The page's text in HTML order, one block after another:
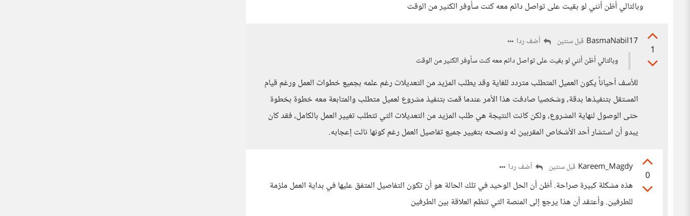
وبالتالي أظن أنني لو بقيت على تواصل دائم معه كنت سأوفر الكثير من الوقت
1
BasmaNabil17 قبل سنتين
أضف ردا
وبالتالي أظن أنني لو بقيت على تواصل دائم معه كنت سأوفر الكثير من الوقت
للأسف أحياناً يكون العميل المتطلب متردد للغاية وقد يطلب المزيد من التعديلات رغم علمه بجميع خطوات العمل ورغم قيام
المستقل بتنفيذها بدقة، وشخصيا صادفت هذا الأمر عندما قمت بتنفيذ مشروع لعميل متطلب والمتابعة معه خطوة بخطوة
حتى الوصول لنهاية المشروع، ولكن كانت النتيجة هي طلب المزيد من التعديلات التي تتطلب تغيير العمل بالكامل، فقد كان
يبدو أن استشار أحد الأشخاص المقربين له ونصحه بتغيير جميع تفاصيل العمل رغم كونها نالت إعجابه.
0
Kareem_Magdy قبل سنتين أضف ردا
هذه مشكلة كبيرة صراحة. أظن أن الحل الوحيد في تلك الحالة هو أن تكون التفاصيل المتفق عليها في بداية العمل ملزمة
للطرفين. وأعتقد أن هذا يرجع إلى المنصة التي تنظم العلاقة بين الطرفين